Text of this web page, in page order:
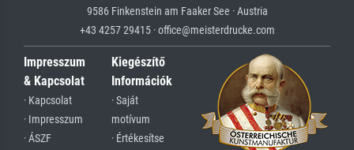
9586 Finkenstein am Faaker See · Austria
+43 4257 29415 · office@meisterdrucke.com
Impresszum
& Kapcsolat
· Kapcsolat
· Impresszum
· ÁSZF
Kiegészítő
Információk
· Saját
motívum
· Értékesítse